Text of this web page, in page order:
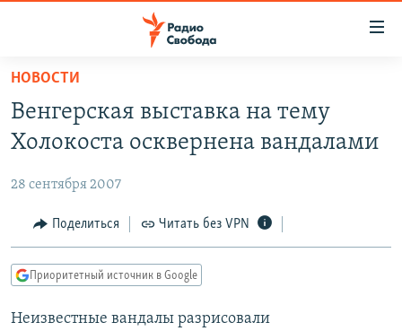
упрощенного
доступа
Вернуться
основному
Вернутся
главной
навигации
Вернутся
ПОДКАСТЫ
ЦИТАТЫ СВОБОДЫ
МНЕНИЯ
IDEL.РЕАЛИИ
КАВКАЗ.РЕАЛИИ
НОВОСТИ
Венгерская выставка на тему
Холокоста осквернена вандалами
28 сентября 2007
Поделиться Читать без VPN
Приоритетный источник в Google
Неизвестные вандалы разрисовали